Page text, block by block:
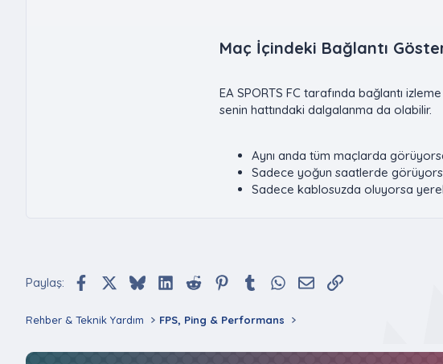
Maç İçindeki Bağlantı
EA SPORTS FC tarafında bağlantı
senin hattındaki dalgalanma da olabilir.
Aynı anda tüm maçlarda
Sadece yoğun saatlerde
Sadece kablosuzda oluyorsa yerel
Paylaş: FacebookX (Twitter)
BlueskyLinkedIn
Reddit Pinterest
Tumblr WhatsApp
E-postaBağlantı
Rehber & Teknik Yardım FPS, Ping & Performans